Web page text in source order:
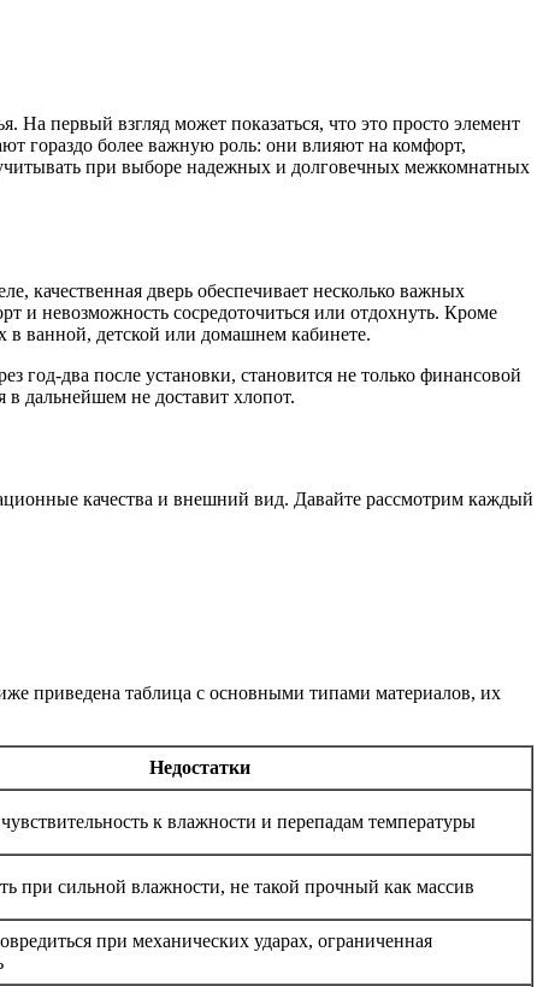
первый взгляд может показаться, что это просто элемент
гораздо более важную роль: они влияют на комфорт,
при выборе надежных и долговечных межкомнатных
качественная дверь обеспечивает несколько важных
и невозможность сосредоточиться или отдохнуть. Кроме
в ванной, детской или домашнем кабинете.
год-два после установки, становится не только финансовой
дальнейшем не доставит хлопот.
качества и внешний вид. Давайте рассмотрим каждый
приведена таблица с основными типами материалов, их
Недостатки
к влажности и перепадам температуры
при сильной влажности, не такой прочный как массив
при механических ударах, ограниченная